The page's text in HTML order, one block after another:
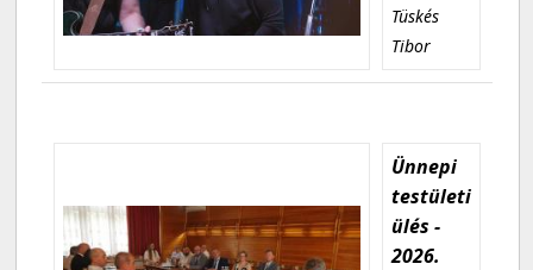
Tüskés
Tibor
Ünnepi
testületi
ülés -
2026.